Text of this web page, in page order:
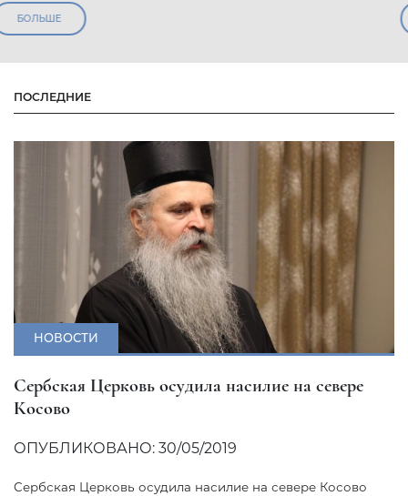
ПОСЛЕДНИЕ
НОВОСТИ
Сербская Церковь осудила насилие на севере
Косово
ОПУБЛИКОВАНО: 30/05/2019
Сербская Церковь осудила насилие на севере Косово